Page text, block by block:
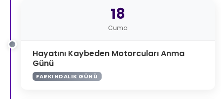
18
Cuma
Hayatını Kaybeden Motorcuları Anma
Günü
FARKINDALIK GÜNÜ